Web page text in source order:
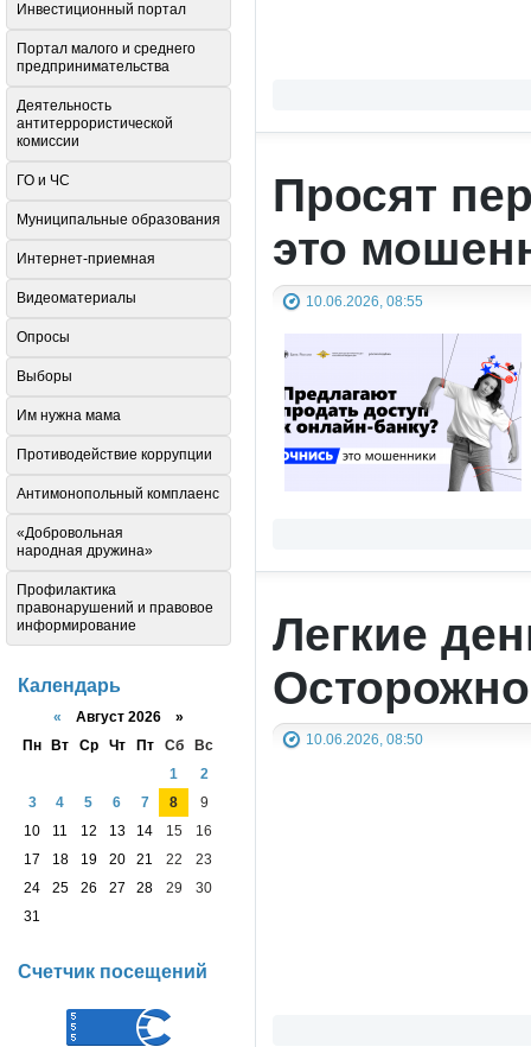
Просят
это
10.06.2026, 08:55
Легкие
10.06.2026, 08:50
Инвестиционный портал
Портал малого и среднего
предпринимательства
Деятельность
антитеррористической
комиссии
ГО и ЧС
Муниципальные образования
Интернет-приемная
Видеоматериалы
Опросы
Выборы
Им нужна мама
Противодействие коррупции
Антимонопольный комплаенс
«Добровольная
народная дружина»
Профилактика
правонарушений и правовое
информирование
Календарь
« Август 2026 »
Пн
Вт Ср Чт Пт Сб
Вс
1
2
3
4 5 6 7 8
9
10
11 12 13 14 15
16
17
18 19 20 21 22
23
24
25 26 27 28 29
30
31
Счетчик посещений